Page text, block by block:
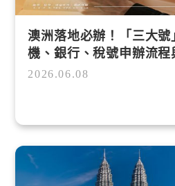
澳洲落地必辦！「三大號
機、銀行、稅號申辦流
2026.06.08